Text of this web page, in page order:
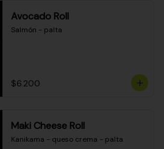
Avocado Roll
Salmón - palta
$6.200
Maki Cheese Roll
Kanikama - queso crema - palta